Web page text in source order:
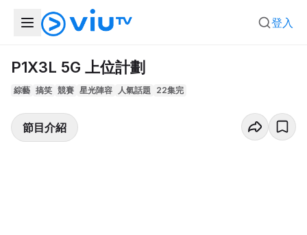
登入
P1X3L 5G 上位計劃
綜藝 搞笑 競賽 星光陣容 人氣話題 22集完
節目介紹